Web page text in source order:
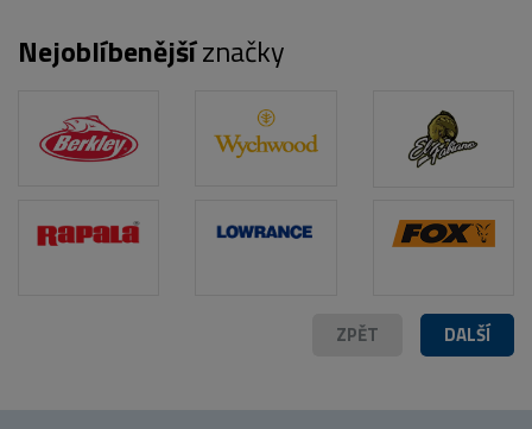
Nejoblíbenějšíznačky
DALŠÍ
ZPĚT